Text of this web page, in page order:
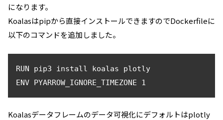
になります。
Koalasはpipから直接インストールできますのでDockerfileに
以下のコマンドを追加しました。
RUN pip3 install koalas plotly
Koalasデータフレームのデータ可視化にデフォルトはplotly